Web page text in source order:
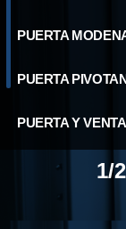
PUERTA
PUERTA
PUERTA Y
VENTANA DE1/